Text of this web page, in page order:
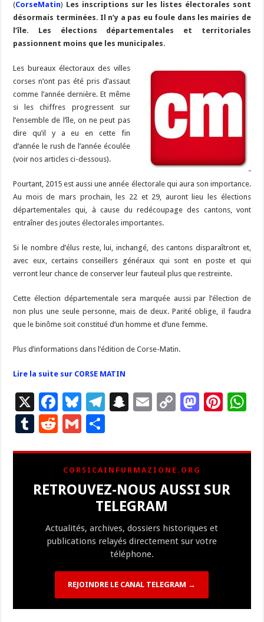
b
o
o
k
ky gr
a
m
p
c
h
at
l
y
Li
k
d
o
es
t
p
m
bl
r
d
di
t
ai
l
ta
g
er
(CorseMatin) Les inscriptions sur les listes électorales sont
désormais terminées. Il n’y a pas eu foule dans les mairies de
l’île. Les élections départementales et territoriales
passionnent moins que les municipales.
Les bureaux électoraux des villes
corses n’ont pas été pris d’assaut
comme l’année dernière. Et même
si les chiffres progressent sur
l’ensemble de l’île, on ne peut pas
dire qu’il y a eu en cette fin
d’année le rush de l’année écoulée
(voir nos articles ci-dessous).
Pourtant, 2015 est aussi une année électorale qui aura son importance.
Au mois de mars prochain, les 22 et 29, auront lieu les élections
départementales qui, à cause du redécoupage des cantons, vont
entraîner des joutes électorales importantes.
Si le nombre d’élus reste, lui, inchangé, des cantons disparaîtront et,
avec eux, certains conseillers généraux qui sont en poste et qui
verront leur chance de conserver leur fauteuil plus que restreinte.
Cette élection départementale sera marquée aussi par l’élection de
non plus une seule personne, mais de deux. Parité oblige, il faudra
que le binôme soit constitué d’un homme et d’une femme.
Plus d’informations dans l’édition de Corse-Matin.
Lire la suite sur CORSE MATIN
X
F
ac
e
b
o
o
Bl
u
es
ky
T
gr
a
m
S
p
c
h
at
E
l
C
y
Li
n
M
d
n
Pi
es
T
bl
r
R
d
di
t
G
ai
l
ta
g
er
CORSICAINFURMAZIONE.ORG
RETROUVEZ-NOUS AUSSI SUR
TELEGRAM
Actualités, archives, dossiers historiques et
publications relayés directement sur votre
téléphone.
REJOINDRE LE CANAL TELEGRAM →